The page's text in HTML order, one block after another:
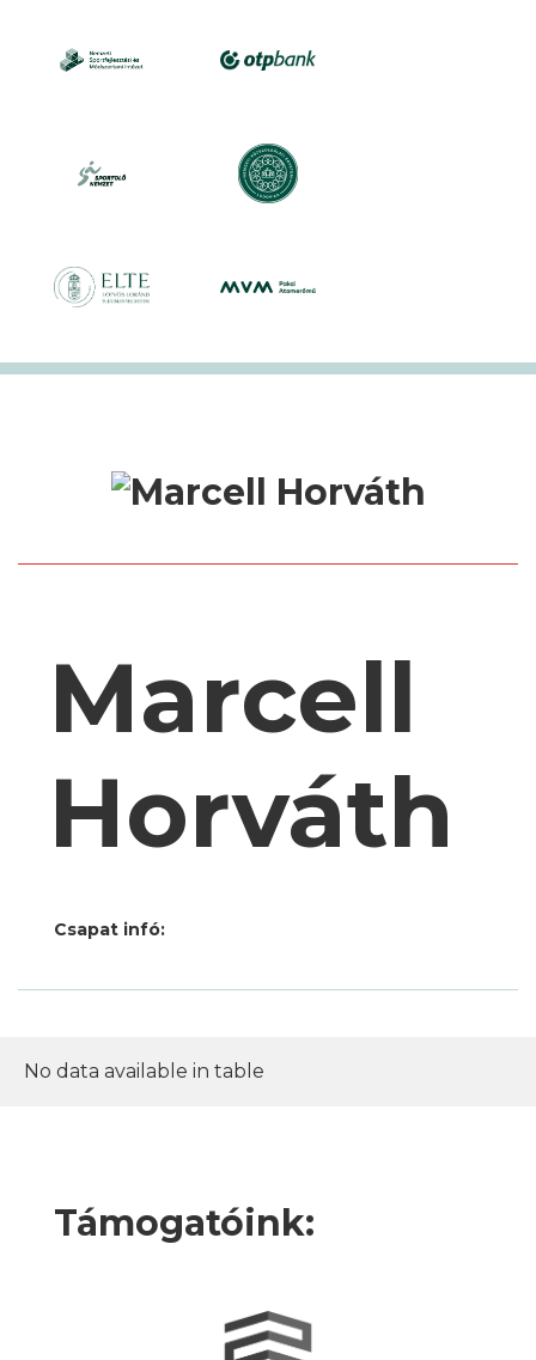
Marcell
Horváth
Csapat infó:
No data available in table
Támogatóink: